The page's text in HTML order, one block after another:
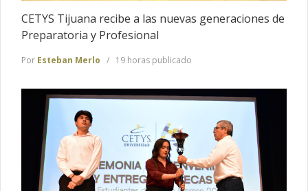
CETYS Tijuana recibe a las nuevas generaciones de
Preparatoria y Profesional
Por Esteban Merlo 19 horas publicado